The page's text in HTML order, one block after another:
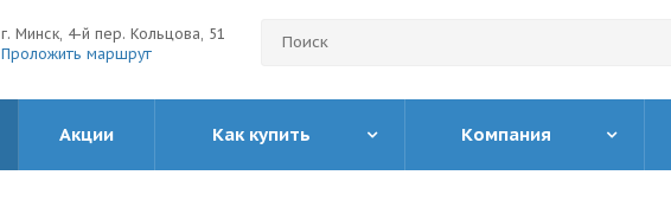
г. Минск, 4-й пер. Кольцова, 51
Проложить маршрут
Акции Как купить Компания